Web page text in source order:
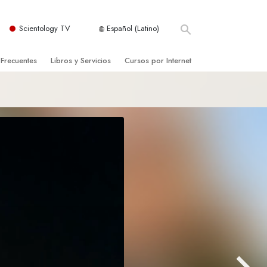
Scientology TV Español (Latino)
Iglesia
Libros y Servicios Cursos por Internet
Las Dinámicas de la Existencia